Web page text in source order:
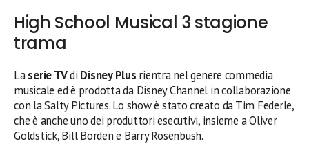
High School Musical 3 stagione
trama
Laserie TVdi Disney Plus rientra nel genere commedia
musicale ed è prodotta da Disney Channel in collaborazione
con la Salty Pictures. Lo show è stato creato da Tim Federle,
che è anche uno dei produttori esecutivi, insieme a Oliver
Goldstick, Bill Borden e Barry Rosenbush.